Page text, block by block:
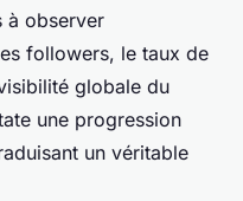
à observer
followers, le taux de
globale du
une progression
un véritable